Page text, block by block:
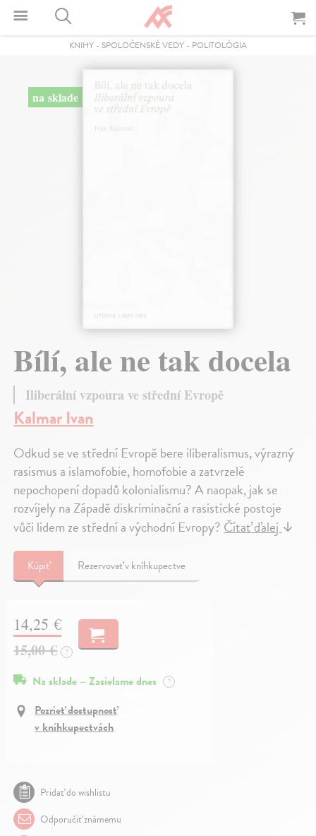
KNIHY - SPOLOČENSKÉ VEDY - POLITOLÓGIA
na sklade
Bílí, ale ne tak docela
Iliberální vzpoura ve střední Evropě
Kalmar Ivan
Odkud se ve střední Evropě bere iliberalismus, výrazný
rasismus a islamofobie, homofobie a zatvrzelé
nepochopení dopadů kolonialismu? A naopak, jak se
rozvíjely na Západě diskriminační a rasistické postoje
vůči lidem ze střední a východní Evropy? Čítať ďalej ↓
Kúpiť Rezervovať v kníhkupectve
14,25 €
15,00 € ?
Na sklade – Zasielame dnes ?
Pozrieť dostupnosť
v kníhkupectvách
Pridať do wishlistu
Odporučiť známemu